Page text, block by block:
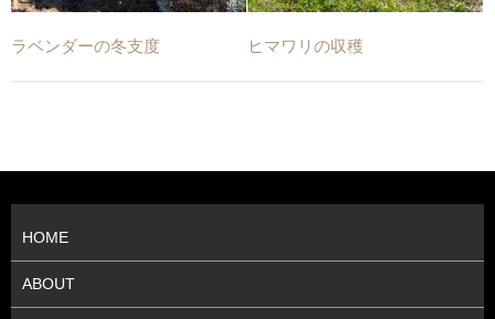
ラベンダーの冬支度 ヒマワリの収穫
HOME
ABOUT